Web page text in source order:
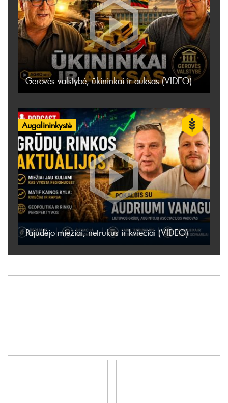
Gerovės valstybė, ūkininkai ir auksas (VIDEO)
Augalininkystė
Pajudėjo miežiai, netrukus ir kviečiai (VIDEO)